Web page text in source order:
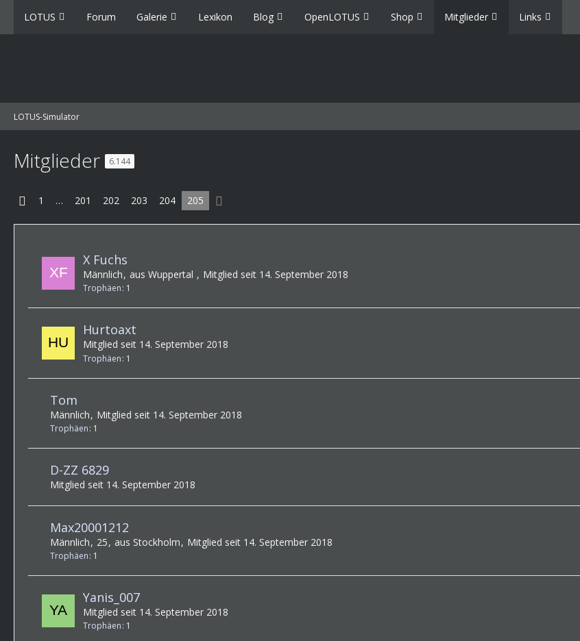
LOTUS Forum Galerie Lexikon Blog OpenLOTUS Shop Mitglieder Links
LOTUS-Simulator
Mitglieder 6.144
1 … 201 202 203 204 205
X Fuchs
Männlich aus Wuppertal Mitglied seit 14. September 2018
Trophäen 1
Hurtoaxt
Mitglied seit 14. September 2018
Trophäen 1
Tom
Männlich Mitglied seit 14. September 2018
Trophäen 1
D-ZZ 6829
Mitglied seit 14. September 2018
Max20001212
Männlich 25 aus Stockholm Mitglied seit 14. September 2018
Trophäen 1
Yanis_007
Mitglied seit 14. September 2018
Trophäen 1